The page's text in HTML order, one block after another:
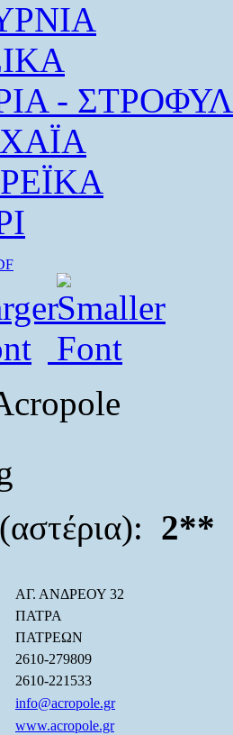
-
2**
ΑΓ. ΑΝΔΡΕΟΥ 32
ΠΑΤΡΑ
ΠΑΤΡΕΩΝ
2610-279809
2610-221533
info@acropole.gr
www.acropole.gr